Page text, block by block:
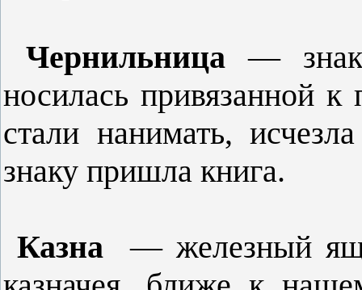
Чернильница— знак
носилась при­вязанной
стали нанимать,
знаку пришла книга.
Казна— железный